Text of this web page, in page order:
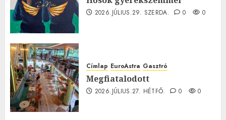
2026.JÚLIUS.29. SZERDA. 0 0
Címlap EuroAstra Gasztró
Megfiatalodott
2026.JÚLIUS.27. HÉTFŐ. 0 0